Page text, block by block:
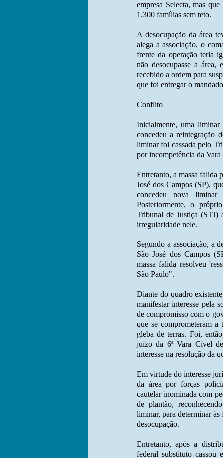
empresa Selecta, mas
1.300 famílias sem teto.
A desocupação da área
alega a associação, o
frente da operação teria
não desocupasse a
recebido a ordem para
que foi entregar o
Conflito
Inicialmente, uma
concedeu a reintegração
liminar foi cassada pelo
por incompetência da Vara
Entretanto, a massa falida
José dos Campos (SP),
concedeu nova
Posteriormente, o
Tribunal de Justiça (STJ)
irregularidade nele.
Segundo a associação, a
São José dos Campos
massa falida resolveu
São Paulo".
Diante do quadro
manifestar interesse pela
de compromisso com o
que se comprometeram a
gleba de terras. Foi,
juízo da 6ª Vara Cível
interesse na resolução da
Em virtude do interesse
da área por forças
cautelar inominada com
de plantão,
liminar, para determinar às
desocupação.
Entretanto, após a
federal substituto cassou